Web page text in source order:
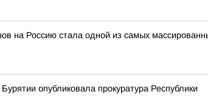
на Россию стала одной из самых
опубликовала прокуратура Республики